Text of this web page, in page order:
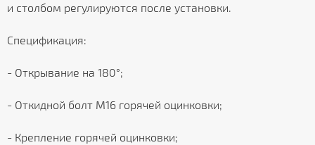
и столбом регулируются после установки.
Спецификация:
- Открывание на 180°;
- Откидной болт М16 горячей оцинковки;
- Крепление горячей оцинковки;